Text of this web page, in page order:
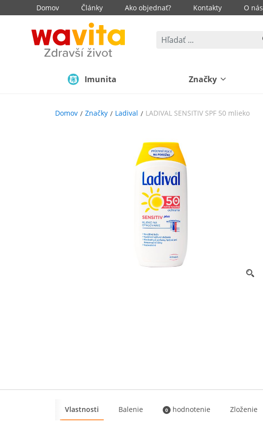
Domov Články Ako objednať? Kontakty O nás
Imunita Značky
Domov Značky Ladival LADIVAL SENSITIV SPF 50 mlieko
Vlastnosti Balenie 0 hodnotenie Zloženie